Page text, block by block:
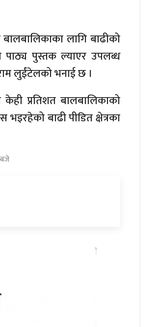
बालबालिकाका लागि बाढीको
पाठ्य पुस्तक ल्याएर उपलब्ध
लुईंटेलको भनाई छ ।
प्रतिशत बालबालिकाको
भइरहेको बाढी पीडित क्षेत्रका